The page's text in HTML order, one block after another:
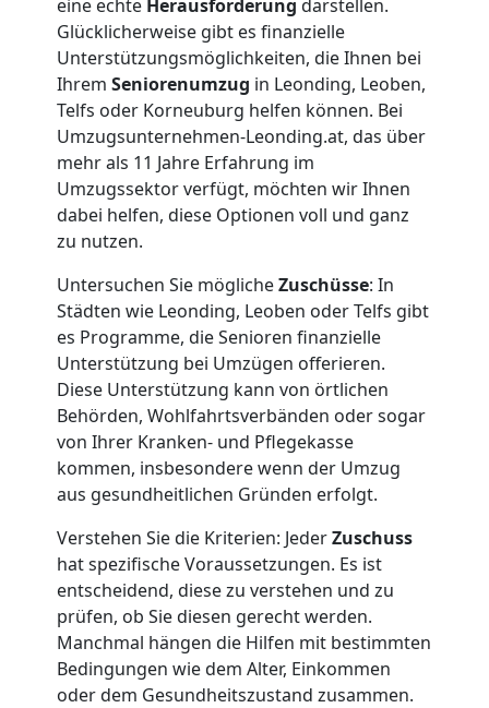
eine echte Herausforderung darstellen.
Glücklicherweise gibt es finanzielle
Unterstützungsmöglichkeiten, die Ihnen bei
Ihrem Seniorenumzug in Leonding, Leoben,
Telfs oder Korneuburg helfen können. Bei
Umzugsunternehmen-Leonding.at, das über
mehr als 11 Jahre Erfahrung im
Umzugssektor verfügt, möchten wir Ihnen
dabei helfen, diese Optionen voll und ganz
zu nutzen.
Untersuchen Sie möglicheZuschüsse: In
Städten wie Leonding, Leoben oder Telfs gibt
es Programme, die Senioren finanzielle
Unterstützung bei Umzügen offerieren.
Diese Unterstützung kann von örtlichen
Behörden, Wohlfahrtsverbänden oder sogar
von Ihrer Kranken- und Pflegekasse
kommen, insbesondere wenn der Umzug
aus gesundheitlichen Gründen erfolgt.
Verstehen Sie die Kriterien: JederZuschuss
hat spezifische Voraussetzungen. Es ist
entscheidend, diese zu verstehen und zu
prüfen, ob Sie diesen gerecht werden.
Manchmal hängen die Hilfen mit bestimmten
Bedingungen wie dem Alter, Einkommen
oder dem Gesundheitszustand zusammen.
Möbeltransport
National
Möbeltransport
International
Beiladung
National
Beiladung
International
Internationaler
Umzug